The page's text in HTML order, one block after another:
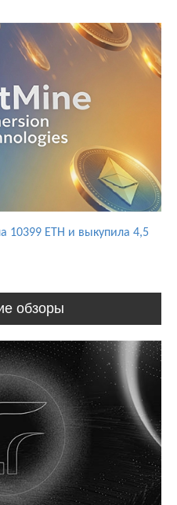
10399 ETH и выкупила 4,5
обзоры